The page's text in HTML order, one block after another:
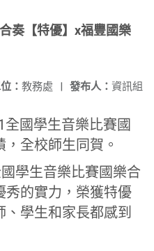
奏【特優】x福豐國樂
發布人： 資訊組
： 教務處 |
國學生音樂比賽國
全校師生同賀。
學生音樂比賽國樂合
秀的實力，榮獲特優
學生和家長都感到